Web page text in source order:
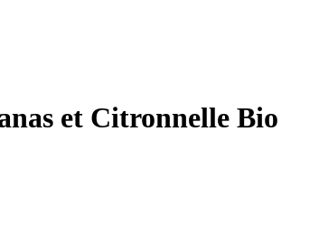
et Citronnelle Bio